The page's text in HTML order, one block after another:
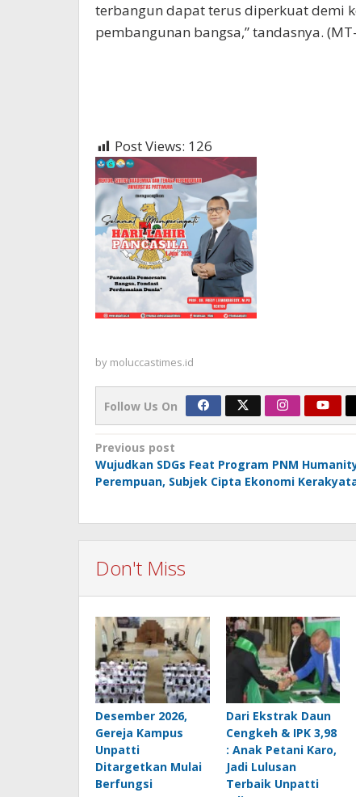
terbangun dapat terus diperkuat demi
pembangunan bangsa,” tandasnya.
Post Views: 126
by moluccastimes.id
Follow Us On
Post
navigation
Previous post
Wujudkan SDGs Feat Program PNM
Perempuan, Subjek Cipta Ekonomi
Don't Miss
Desember 2026,
Gereja Kampus
Unpatti
Ditargetkan Mulai
Berfungsi
Dari Ekstrak Daun
Cengkeh & IPK 3,98
: Anak Petani Karo,
Jadi Lulusan
Terbaik Unpatti